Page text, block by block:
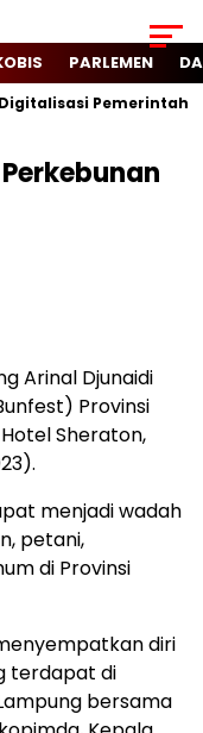
PARLEMEN
Pemerintahan
Arinal Djunaidi
Provinsi
Sheraton,
menjadi wadah
petani,
di Provinsi
diri
terdapat di
bersama